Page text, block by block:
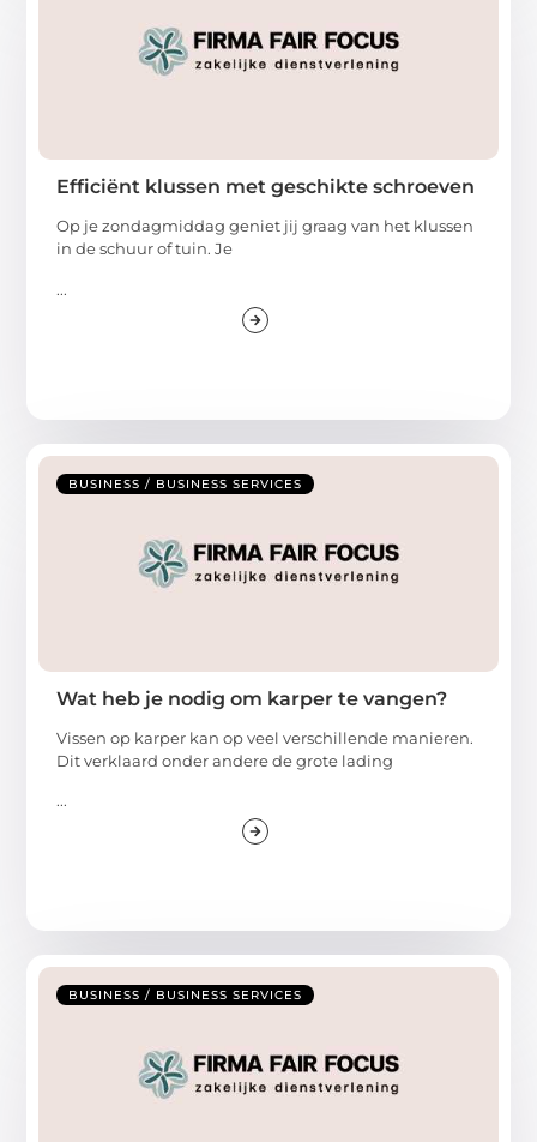
Efficiënt klussen met geschikte schroeven
Op je zondagmiddag geniet jij graag van het klussen
in de schuur of tuin. Je
...
BUSINESS / BUSINESS SERVICES
Wat heb je nodig om karper te vangen?
Vissen op karper kan op veel verschillende manieren.
Dit verklaard onder andere de grote lading
...
BUSINESS / BUSINESS SERVICES